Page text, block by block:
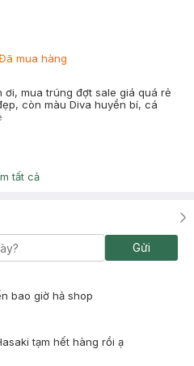
mua hàng
mua trúng đợt sale giá quá rẻ
còn màu Diva huyền bí, cá
tất cả
Gửi
bao giờ hả shop
tạm hết hàng rồi ạ